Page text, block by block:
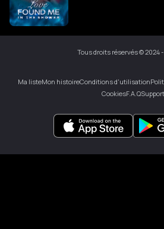
Télécharger l'application
Tous droits réservés © 2024
Ma listeMon histoireConditions d'utilisation
CookiesF.A.QSupport